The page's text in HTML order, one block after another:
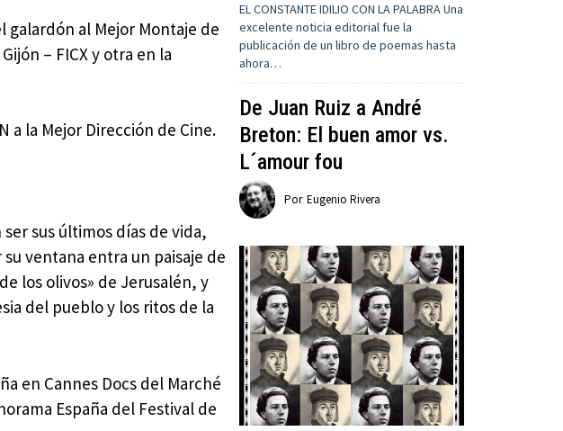
galardón al Mejor Montaje de
– FICX y otra en la
a la Mejor Dirección de Cine.
sus últimos días de vida,
ventana entra un paisaje de
los olivos» de Jerusalén, y
del pueblo y los ritos de la
en Cannes Docs del Marché
España del Festival de
EL CONSTANTE IDILIO CON LA PALABRA Una
excelente noticia editorial fue la
publicación de un libro de poemas hasta
ahora…
De Juan Ruiz a André
Breton: El buen amor vs.
L´amour fou
Por Eugenio Rivera